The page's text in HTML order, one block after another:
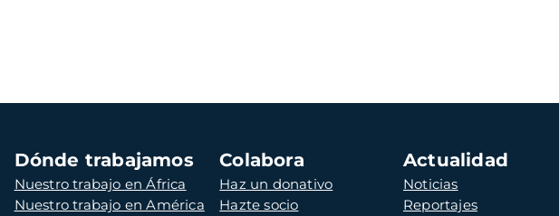
Dónde trabajamos
Nuestro trabajo en África
Nuestro trabajo en América
Colabora
Haz un donativo
Hazte socio
Actualidad
Noticias
Reportajes